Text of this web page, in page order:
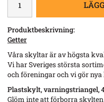
Produktbeskrivning:
Getter
Våra skyltar är av högsta
Vi har Sveriges största
och föreningar och vi gör
Plastskylt, varningstriangel,
Glöm inte att förborra